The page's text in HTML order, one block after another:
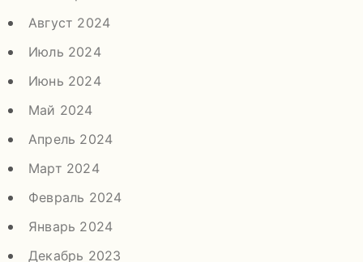
Август 2024
Июль 2024
Июнь 2024
Май 2024
Апрель 2024
Март 2024
Февраль 2024
Январь 2024
Декабрь 2023